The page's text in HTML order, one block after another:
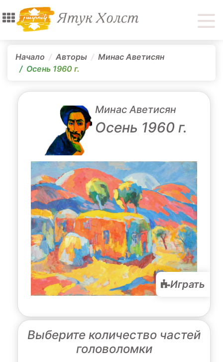
Начало Авторы
Минас Аветисян
Осень 1960 г.
Минас Аветисян
Осень 1960 г.
Играть
Выберите количество частей
головоломки